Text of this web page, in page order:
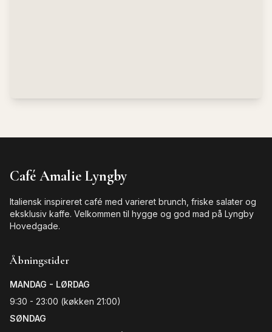
Café Amalie Lyngby
Italiensk inspireret café med varieret brunch, friske salater og
eksklusiv kaffe. Velkommen til hygge og god mad på Lyngby
Hovedgade.
Åbningstider
MANDAG - LØRDAG
9:30 - 23:00 (køkken 21:00)
SØNDAG